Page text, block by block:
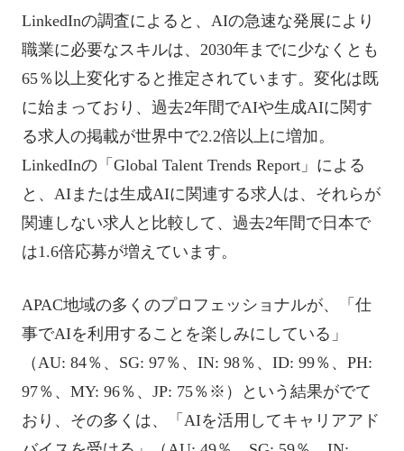
LinkedInの調査によると、AIの急速な発展により
職業に必要なスキルは、2030年までに少なくとも
65％以上変化すると推定されています。変化は既
に始まっており、過去2年間でAIや生成AIに関す
る求人の掲載が世界中で2.2倍以上に増加。
LinkedInの「Global Talent Trends Report」による
と、AIまたは生成AIに関連する求人は、それらが
関連しない求人と比較して、過去2年間で日本で
は1.6倍応募が増えています。
APAC地域の多くのプロフェッショナルが、「仕
事でAIを利用することを楽しみにしている」
（AU: 84％、SG: 97％、IN: 98％、ID: 99％、PH:
97％、MY: 96％、JP: 75％※）という結果がでて
おり、その多くは、「AIを活用してキャリアアド